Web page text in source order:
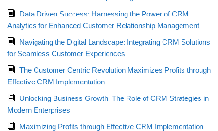
Data Driven Success: Harnessing the Power of CRM
Analytics for Enhanced Customer Relationship Management
Navigating the Digital Landscape: Integrating CRM Solutions
for Seamless Customer Experiences
The Customer Centric Revolution Maximizes Profits through
Effective CRM Implementation
Unlocking Business Growth: The Role of CRM Strategies in
Modern Enterprises
Maximizing Profits through Effective CRM Implementation